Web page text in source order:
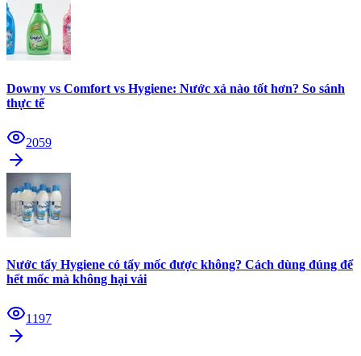
Downy vs Comfort vs Hygiene: Nước xả nào tốt hơn? So sánh
thực tế
2059
Nước tẩy Hygiene có tẩy mốc được không? Cách dùng đúng để
hết mốc mà không hại vải
1197